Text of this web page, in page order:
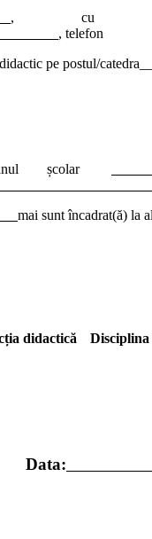
, cu
, telefon
pe postul/
școlar
mai sunt încadrat(ă) la
didactică Disciplina
Data: